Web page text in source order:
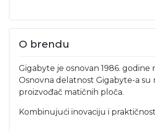
O brendu
Gigabyte je osnovan 1986.
Osnovna delatnost Gigabyte-a
proizvođač matičnih ploča.
Kombinujući inovaciju i